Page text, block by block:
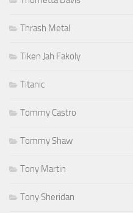
Thrash Metal
Tiken Jah Fakoly
Titanic
Tommy Castro
Tommy Shaw
Tony Martin
Tony Sheridan